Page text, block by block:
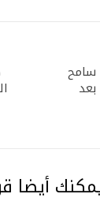
سامح
أيضا